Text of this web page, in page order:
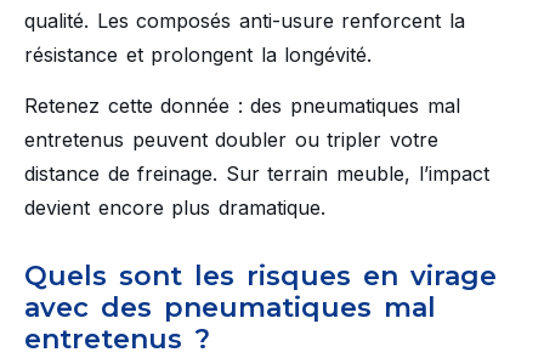
qualité. Les composés anti-usure renforcent la
résistance et prolongent la longévité.
Retenez cette donnée : des pneumatiques mal
entretenus peuvent doubler ou tripler votre
distance de freinage. Sur terrain meuble, l’impact
devient encore plus dramatique.
Quels sont les risques en virage
avec des pneumatiques mal
entretenus ?